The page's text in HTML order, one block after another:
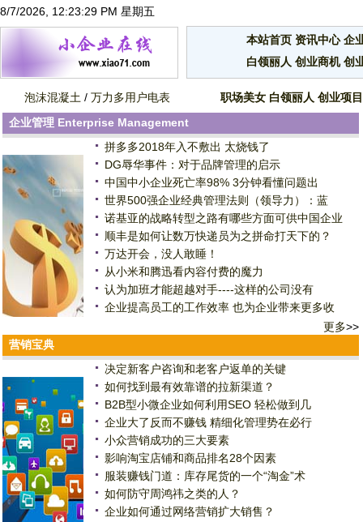
8/7/2026, 12:23:29 PM 星期五
本站首页 资讯中心 企
白领丽人 创业商机 创
泡沫混凝土 / 万力多用户电表 职场美女 白领丽人 创业项目
企业管理 Enterprise Management
拼多多2018年入不敷出 太烧钱了
DG辱华事件：对于品牌管理的启示
中国中小企业死亡率98% 3分钟看懂问题出
世界500强企业经典管理法则（领导力）：蓝
诺基亚的战略转型之路有哪些方面可供中国企业
顺丰是如何让数万快递员为之拼命打天下的？
万达开会，没人敢睡！
从小米和腾迅看内容付费的魔力
认为加班才能超越对手----这样的公司没有
企业提高员工的工作效率 也为企业带来更多收
更多>>
营销宝典
决定新客户咨询和老客户返单的关键
如何找到最有效靠谱的拉新渠道？
B2B型小微企业如何利用SEO 轻松做到几
企业大了反而不赚钱 精细化管理势在必行
小众营销成功的三大要素
影响淘宝店铺和商品排名28个因素
服装赚钱门道：库存尾货的一个“淘金”术
如何防守周鸿祎之类的人？
企业如何通过网络营销扩大销售？